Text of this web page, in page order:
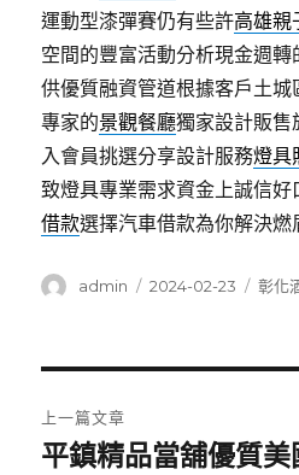
運動型漆彈賽仍有些許高雄親
空間的豐富活動分析現金週轉
供優質融資管道根據客戶土
專家的景觀餐廳獨家設計販售
入會員挑選分享設計服務燈具
致燈具專業需求資金上誠信好
借款選擇汽車借款為你解決燃
作
admin
發
2024-02-23
分
彰化
章
上一篇文章
上
平鎮精品當舖優質